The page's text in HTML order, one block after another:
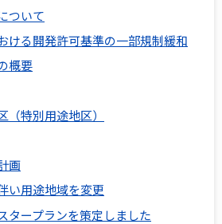
ついて
ける開発許可基準の一部規制緩和
概要
（特別用途地区）
画
い用途地域を変更
タープランを策定しました